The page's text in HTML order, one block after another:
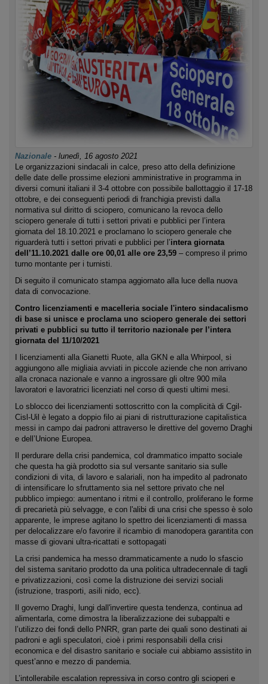
Nazionale - lunedì, 16 agosto 2021
Le organizzazioni sindacali in calce, preso atto della definizione
delle date delle prossime elezioni amministrative in programma in
diversi comuni italiani il 3-4 ottobre con possibile ballottaggio il 17-18
ottobre, e dei conseguenti periodi di franchigia previsti dalla
normativa sul diritto di sciopero, comunicano la revoca dello
sciopero generale di tutti i settori privati e pubblici per l’intera
giornata del 18.10.2021 e proclamano lo sciopero generale che
riguarderà tutti i settori privati e pubblici per l’intera giornata
dell’11.10.2021 dalle ore 00,01 alle ore 23,59 – compreso il primo
turno montante per i turnisti.
Di seguito il comunicato stampa aggiornato alla luce della nuova
data di convocazione.
Contro licenziamenti e macelleria sociale l'intero sindacalismo
di base si unisce e proclama uno sciopero generale dei settori
privati e pubblici su tutto il territorio nazionale per l’intera
giornata del 11/10/2021
I licenziamenti alla Gianetti Ruote, alla GKN e alla Whirpool, si
aggiungono alle migliaia avviati in piccole aziende che non arrivano
alla cronaca nazionale e vanno a ingrossare gli oltre 900 mila
lavoratori e lavoratrici licenziati nel corso di questi ultimi mesi.
Lo sblocco dei licenziamenti sottoscritto con la complicità di Cgil-
Cisl-Uil è legato a doppio filo ai piani di ristrutturazione capitalistica
messi in campo dai padroni attraverso le direttive del governo Draghi
e dell’Unione Europea.
Il perdurare della crisi pandemica, col drammatico impatto sociale
che questa ha già prodotto sia sul versante sanitario sia sulle
condizioni di vita, di lavoro e salariali, non ha impedito al padronato
di intensificare lo sfruttamento sia nel settore privato che nel
pubblico impiego: aumentano i ritmi e il controllo, proliferano le forme
di precarietà più selvagge, e con l'alibi di una crisi che spesso è solo
apparente, le imprese agitano lo spettro dei licenziamenti di massa
per delocalizzare e/o favorire il ricambio di manodopera garantita con
masse di giovani ultra-ricattati e sottopagati
La crisi pandemica ha messo drammaticamente a nudo lo sfascio
del sistema sanitario prodotto da una politica ultradecennale di tagli
e privatizzazioni, così come la distruzione dei servizi sociali
(istruzione, trasporti, asili nido, ecc).
Il governo Draghi, lungi dall'invertire questa tendenza, continua ad
alimentarla, come dimostra la liberalizzazione dei subappalti e
l’utilizzo dei fondi dello PNRR, gran parte dei quali sono destinati ai
padroni e agli speculatori, cioè i primi responsabili della crisi
economica e del disastro sanitario e sociale cui abbiamo assistito in
quest’anno e mezzo di pandemia.
L’intollerabile escalation repressiva in corso contro gli scioperi e